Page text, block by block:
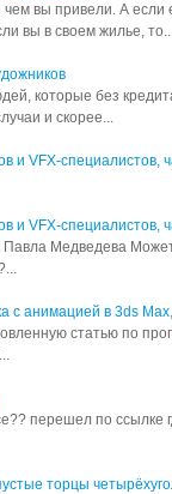
вы привели. А если
вы в своем жилье,
которые без
и скорее...
и VFX-специалистов,
и VFX-специалистов,
Павла Медведева
с анимацией в 3ds
статью по
перешел по ссылке
торцы